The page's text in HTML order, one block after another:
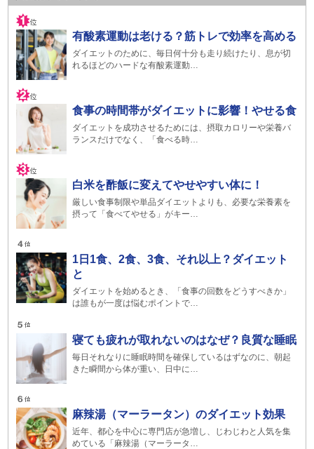
有酸素運動は老ける？筋トレで効率を高める
ダイエットのために、毎日何十分も走り続けたり、息が切
れるほどのハードな有酸素運動…
食事の時間帯がダイエットに影響！やせる食
ダイエットを成功させるためには、摂取カロリーや栄養バ
ランスだけでなく、「食べる時…
白米を酢飯に変えてやせやすい体に！
厳しい食事制限や単品ダイエットよりも、必要な栄養素を
摂って「食べてやせる」がキー…
1日1食、2食、3食、それ以上？ダイエット
と
ダイエットを始めるとき、「食事の回数をどうすべきか」
は誰もが一度は悩むポイントで…
寝ても疲れが取れないのはなぜ？良質な睡眠
毎日それなりに睡眠時間を確保しているはずなのに、朝起
きた瞬間から体が重い、日中に…
麻辣湯（マーラータン）のダイエット効果
近年、都心を中心に専門店が急増し、じわじわと人気を集
めている「麻辣湯（マーラータ…